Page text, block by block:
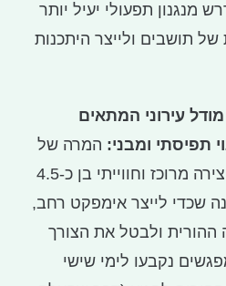
מנגנון תפעולי יעיל יותר
תושבים ולייצר היתכנות
עירוני המתאים
תפיסתי ומבני: המרה של
תהליך מתמשך למפגש יצירה מרוכז וחווייתי בן כ-4.5
שכדי לייצר אימפקט רחב,
ההורית ולבטל את הצורך
נקבעו לימי שישי